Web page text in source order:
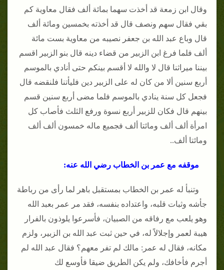
وقال ابن زمعة قد أخذت سهما بمائة ألف فقال معاوية كم
بقي فقال سهم ونصف قال قد أخذته بخمسين ومائة ألف
قال وباع عبد الله بن جعفر نصيبه من معاوية بست مائة
ألف فلما فرغ ابن الزبير من قضاء دينه قال بنو الزبير اقسم
بيننا ميراثنا قال لا والله لا أقسم بينكم حتى أنادي بالموسم
أربع سنين ألا من كان له على الزبير دين فليأتنا فلنقضه قال
فجعل كل سنة ينادي بالموسم فلما مضى أربع سنين قسم
بينهم قال فكان للزبير أربع نسوة ورفع الثلث فأصاب كل
امرأة ألف ألف ومائتا ألف فجميع ماله خمسون ألف ألف
ومائتا ألف..
موقفه مع عمر بن الخطاب رضي الله عنه:
وتنبأ له عمر بن الخطاب بمستقبل باهر لما رأى من رباطة
جأشه وثبات قلبه، واعتداده بنفسه، فقد مر عمر بعبد الله
وهو يلعب مع رفاقه من الصبيان، فأسرعوا يلوذون بالفرار
هيبة لعمر وإجلالاً له، في حين ثبت عبد الله بن الزبير، ولزم
مكانه، فقال له عمر: مالك لم تفر معهم؟ فقال عبد الله لم
أجرم فأخافك، ولم يكن الطريق ضيقا فأوسع لك